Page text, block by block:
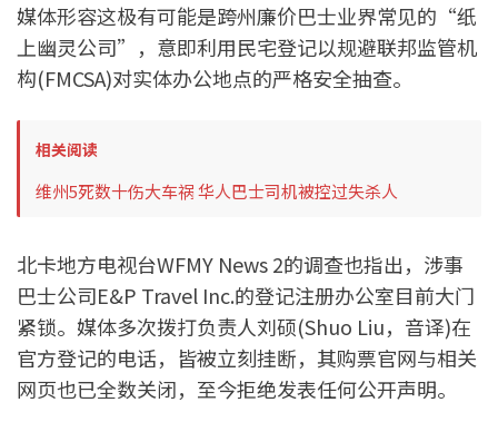
媒体形容这极有可能是跨州廉价巴士业界常见的“纸
上幽灵公司”，意即利用民宅登记以规避联邦监管机
构(FMCSA)对实体办公地点的严格安全抽查。
相关阅读
维州5死数十伤大车祸 华人巴士司机被控过失杀人
北卡地方电视台WFMY News 2的调查也指出，涉事
巴士公司E&P Travel Inc.的登记注册办公室目前大门
紧锁。媒体多次拨打负责人刘硕(Shuo Liu，音译)在
官方登记的电话，皆被立刻挂断，其购票官网与相关
网页也已全数关闭，至今拒绝发表任何公开声明。